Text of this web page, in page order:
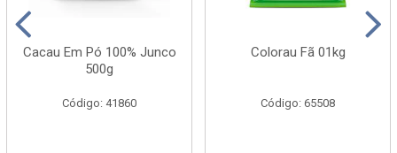
Cacau Em Pó 100% Junco
500g
Código: 41860
Colorau Fã 01kg
Código: 65508